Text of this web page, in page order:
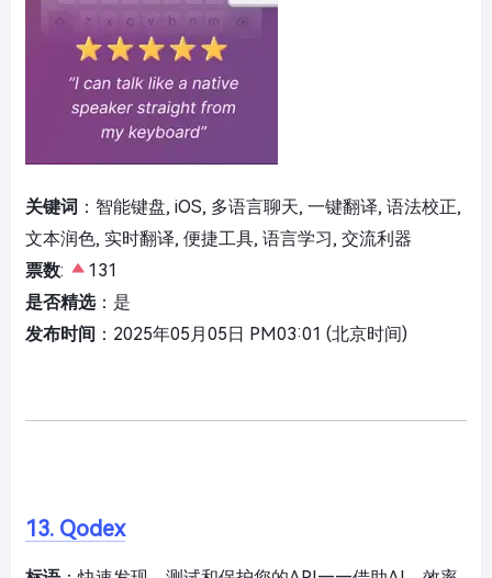
关键词 ：智能键盘, iOS, 多语言聊天, 一键翻译, 语法校正,
文本润色, 实时翻译, 便捷工具, 语言学习, 交流利器
票数:
131
是否精选：是
发布时间 ：2025年05月05日 PM03:01 (北京时间)
13. Qodex